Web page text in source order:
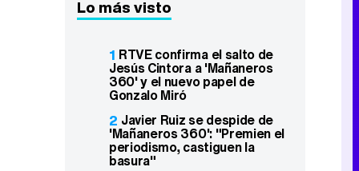
Lo más visto
1 RTVE confirma el salto de
Jesús Cintora a 'Mañaneros
360' y el nuevo papel de
Gonzalo Miró
2 Javier Ruiz se despide de
'Mañaneros 360': "Premien el
periodismo, castiguen la
basura"